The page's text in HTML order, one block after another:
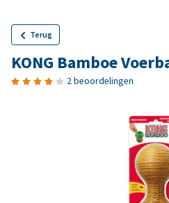
Terug
KONG Bamboe
2 beoordelingen